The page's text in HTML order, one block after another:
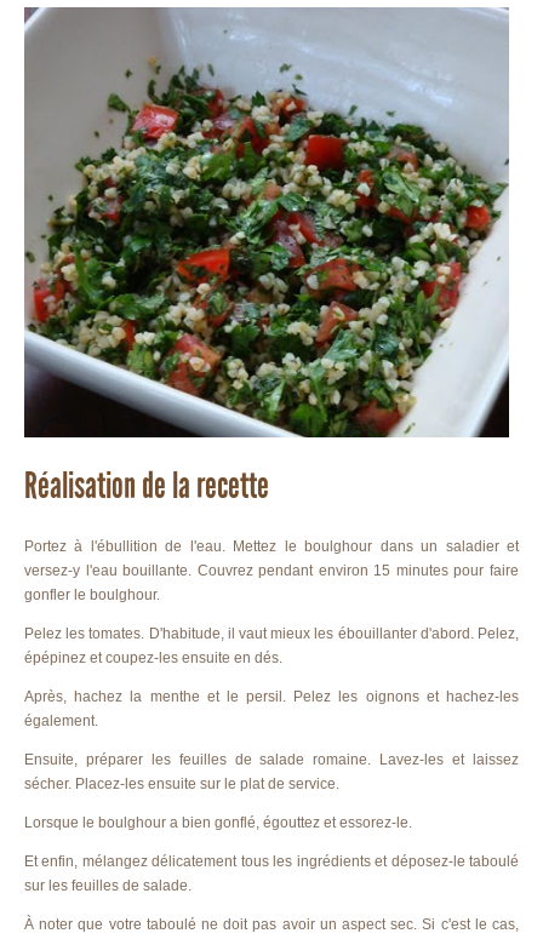
Réalisation de la recette
Portez à l'ébullition de l'eau. Mettez le boulghour dans un saladier et
versez-y l'eau bouillante. Couvrez pendant environ 15 minutes pour faire
gonfler le boulghour.
Pelez les tomates. D'habitude, il vaut mieux les ébouillanter d'abord. Pelez,
épépinez et coupez-les ensuite en dés.
Après, hachez la menthe et le persil. Pelez les oignons et hachez-les
également.
Ensuite, préparer les feuilles de salade romaine. Lavez-les et laissez
sécher. Placez-les ensuite sur le plat de service.
Lorsque le boulghour a bien gonflé, égouttez et essorez-le.
Et enfin, mélangez délicatement tous les ingrédients et déposez-le taboulé
sur les feuilles de salade.
À noter que votre taboulé ne doit pas avoir un aspect sec. Si c'est le cas,